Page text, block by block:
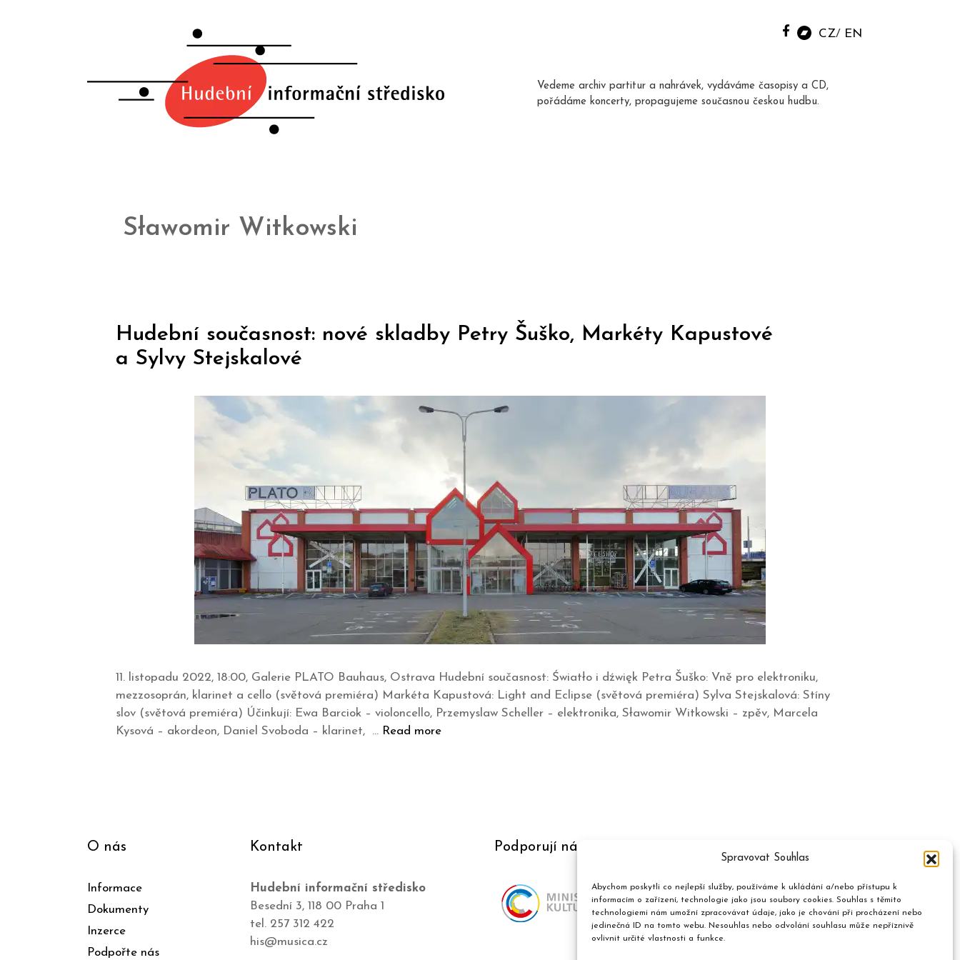
Spravovat Souhlas
Abychom poskytli co nejlepší služby, používáme k ukládání a/nebo přístupu k
informacím o zařízení, technologie jako jsou soubory cookies. Souhlas s těmito
technologiemi nám umožní zpracovávat údaje, jako je chování při procházení nebo
jedinečná ID na tomto webu. Nesouhlas nebo odvolání souhlasu může nepříznivě
ovlivnit určité vlastnosti a funkce.
CZ EN
Vedeme archiv partitur a nahrávek, vydáváme časopisy a CD,
pořádáme koncerty, propagujeme současnou českou hudbu.
Sławomir Witkowski
Hudební současnost: nové skladby Petry Šuško, Markéty Kapustové
a Sylvy Stejskalové
11. listopadu 2022, 18:00, Galerie PLATO Bauhaus, Ostrava Hudební současnost: Światło i dźwięk Petra Šuško: Vně pro elektroniku,
mezzosoprán, klarinet a cello (světová premiéra) Markéta Kapustová: Light and Eclipse (světová premiéra) Sylva Stejskalová: Stíny
slov (světová premiéra) Účinkují: Ewa Barciok – violoncello, Przemyslaw Scheller – elektronika, Sławomir Witkowski – zpěv, Marcela
Kysová – akordeon, Daniel Svoboda – klarinet, … Read more
O nás
Informace
Dokumenty
Inzerce
Podpořte nás
Kontakt
Hudební informační středisko
Besední 3, 118 00 Praha 1
tel. 257 312 422
his@musica.cz
Podporují nás